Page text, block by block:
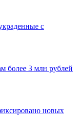
с
более 3 млн рублей
новых